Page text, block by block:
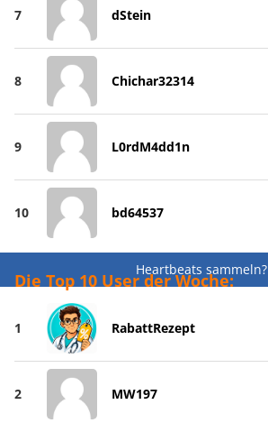
7 dStein
8 Chichar32314
9 L0rdM4dd1n
10 bd64537
Heartbeats sammeln?
Die Top 10 User der Woche:
1 RabattRezept
2 MW197